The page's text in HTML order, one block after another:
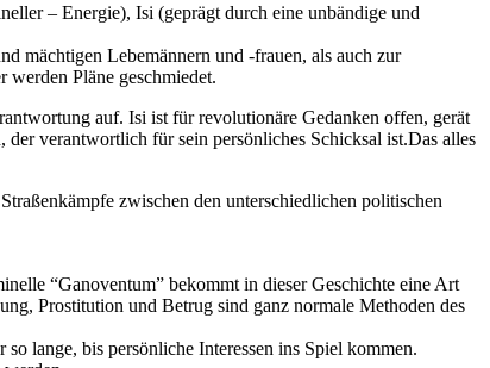
– Energie), Isi (geprägt durch eine unbändige und
mächtigen Lebemännern und -frauen, als auch zur
Pläne geschmiedet.
auf. Isi ist für revolutionäre Gedanken offen, gerät
verantwortlich für sein persönliches Schicksal ist.Das alles
zwischen den unterschiedlichen politischen
“Ganoventum” bekommt in dieser Geschichte eine Art
Prostitution und Betrug sind ganz normale Methoden des
lange, bis persönliche Interessen ins Spiel kommen.